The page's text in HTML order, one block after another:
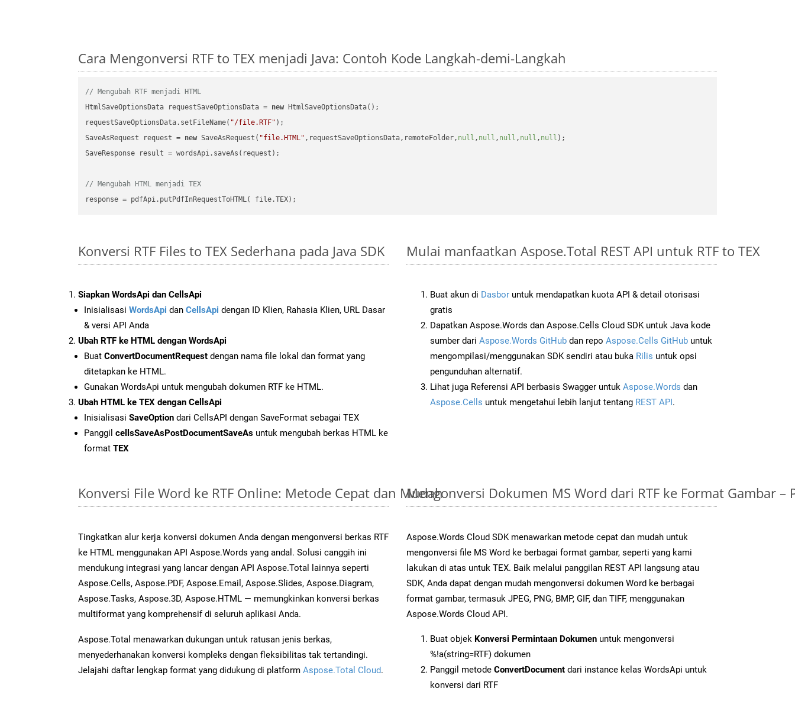
Cara Mengonversi RTF to TEX menjadi Java: Contoh Kode Langkah-demi-Langkah
// Mengubah RTF menjadi HTML
HtmlSaveOptionsData requestSaveOptionsData = new HtmlSaveOptionsData();
requestSaveOptionsData.setFileName( "/file.RTF" );
SaveAsRequest request = new SaveAsRequest( "file.HTML" ,requestSaveOptionsData,remoteFolder, null , null , null , null , null );
SaveResponse result = wordsApi.saveAs(request);
// Mengubah HTML menjadi TEX
Konversi RTF Files to TEX Sederhana pada Java SDK
Siapkan WordsApi dan CellsApi
Inisialisasi WordsApi dan CellsApi dengan ID Klien, Rahasia Klien, URL Dasar
& versi API Anda
Ubah RTF ke HTML dengan WordsApi
Buat ConvertDocumentRequest dengan nama file lokal dan format yang
ditetapkan ke HTML.
Gunakan WordsApi untuk mengubah dokumen RTF ke HTML.
Ubah HTML ke TEX dengan CellsApi
Inisialisasi SaveOption dari CellsAPI dengan SaveFormat sebagai TEX
Panggil cellsSaveAsPostDocumentSaveAs untuk mengubah berkas HTML ke
format TEX
Mulai manfaatkan Aspose.Total REST API untuk RTF to TEX
Buat akun di Dasbor untuk mendapatkan kuota API & detail otorisasi
gratis
Dapatkan Aspose.Words dan Aspose.Cells Cloud SDK untuk Java kode
sumber dari Aspose.Words GitHub dan repo Aspose.Cells GitHub untuk
mengompilasi/menggunakan SDK sendiri atau buka Rilis untuk opsi
pengunduhan alternatif.
Lihat juga Referensi API berbasis Swagger untuk Aspose.Words dan
Aspose.Cells untuk mengetahui lebih lanjut tentang REST API.
Konversi File Word ke RTF Online: Metode Cepat dan Mudah
Tingkatkan alur kerja konversi dokumen Anda dengan mengonversi berkas RTF
ke HTML menggunakan API Aspose.Words yang andal. Solusi canggih ini
mendukung integrasi yang lancar dengan API Aspose.Total lainnya seperti
Aspose.Cells, Aspose.PDF, Aspose.Email, Aspose.Slides, Aspose.Diagram,
Aspose.Tasks, Aspose.3D, Aspose.HTML — memungkinkan konversi berkas
multiformat yang komprehensif di seluruh aplikasi Anda.
Aspose.Total menawarkan dukungan untuk ratusan jenis berkas,
menyederhanakan konversi kompleks dengan fleksibilitas tak tertandingi.
Jelajahi daftar lengkap format yang didukung di platform Aspose.Total Cloud.
Mengonversi Dokumen MS Word dari RTF ke Format Gambar
Aspose.Words Cloud SDK menawarkan metode cepat dan mudah untuk
mengonversi file MS Word ke berbagai format gambar, seperti yang kami
lakukan di atas untuk TEX. Baik melalui panggilan REST API langsung atau
SDK, Anda dapat dengan mudah mengonversi dokumen Word ke berbagai
format gambar, termasuk JPEG, PNG, BMP, GIF, dan TIFF, menggunakan
Aspose.Words Cloud API.
Buat objek Konversi Permintaan Dokumen untuk mengonversi
%!a(string=RTF) dokumen
Panggil metode ConvertDocument dari instance kelas WordsApi untuk
konversi dari RTF